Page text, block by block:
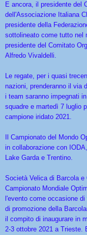
E ancora, il presidente del
dell'Associazione Italiana
presidente della
sottolineato come tutto nel
presidente del Comitato
Alfredo Vivaldelli.
Le regate, per i quasi
nazioni, prenderanno il via
i team saranno impegnati
squadre e martedì 7 luglio
campione iridato 2021.
Il Campionato del Mondo
in collaborazione con
Lake Garda e Trentino.
Società Velica di Barcola e
Campionato Mondiale
l'evento come occasione
di promozione della
il compito di inaugurare in
2-3 ottobre 2021 a Trieste.